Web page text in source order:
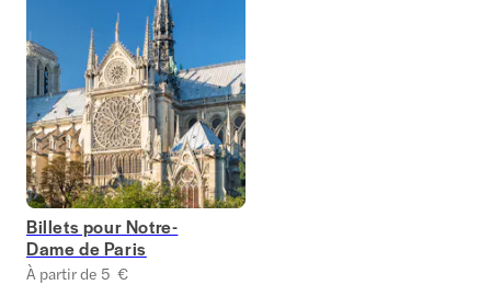
Billets pour Notre-
Dame de Paris
À partir de 5 €